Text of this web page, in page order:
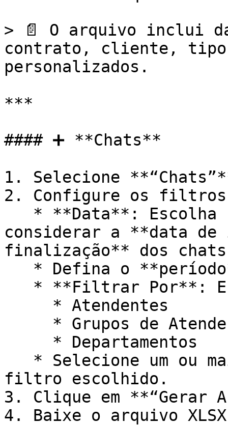
> 📄 O arquivo inclui
contrato, cliente,
personalizados.
***
#### ➕ **Chats**
1. Selecione
2. Configure os
considerar a **data
finalização** dos
filtro escolhido.
3. Clique em **“Gerar
4. Baixe o arquivo